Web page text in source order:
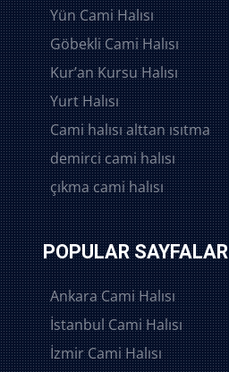
Yün Cami Halısı
Göbekli Cami Halısı
Kur’an Kursu Halısı
Yurt Halısı
Cami halısı alttan ısıtma
demirci cami halısı
çıkma cami halısı
POPULAR SAYFALAR
Ankara Cami Halısı
İstanbul Cami Halısı
İzmir Cami Halısı